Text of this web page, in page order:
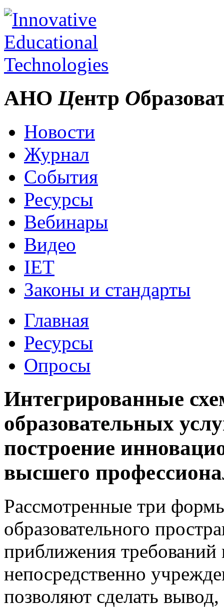
АНО Центр О
Новости
Журнал
События
Ресурсы
Вебинары
Видео
IET
Законы и стандарты
Главная
Ресурсы
Опросы
Интегрированные
образовательных
построение
высшего
Рассмотренные три
образовательного
приближения требований
непосредственно
позволяют сделать